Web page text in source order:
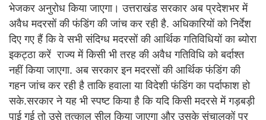
भेजकर अनुरोध किया जाएगा। उत्तराखंड सरकार अब प्रदेशभर में
अवैध मदरसों की फंडिंग की जांच कर रही है. अधिकारियों को निर्देश
दिए गए हैं कि वे सभी संदिग्ध मदरसों की आर्थिक गतिविधियों का ब्योरा
इकट्ठा करें राज्य में किसी भी तरह की अवैध गतिविधि को बर्दाश्त
नहीं किया जाएगा. अब सरकार इन मदरसों की आर्थिक फंडिंग की
गहन जांच कर रही है ताकि हवाला या विदेशी फंडिंग का पर्दाफाश हो
सके.सरकार ने यह भी स्पष्ट किया है कि यदि किसी मदरसे में गड़बड़ी
पाई गई तो उसे तत्काल सील किया जाएगा और उसके संचालकों पर